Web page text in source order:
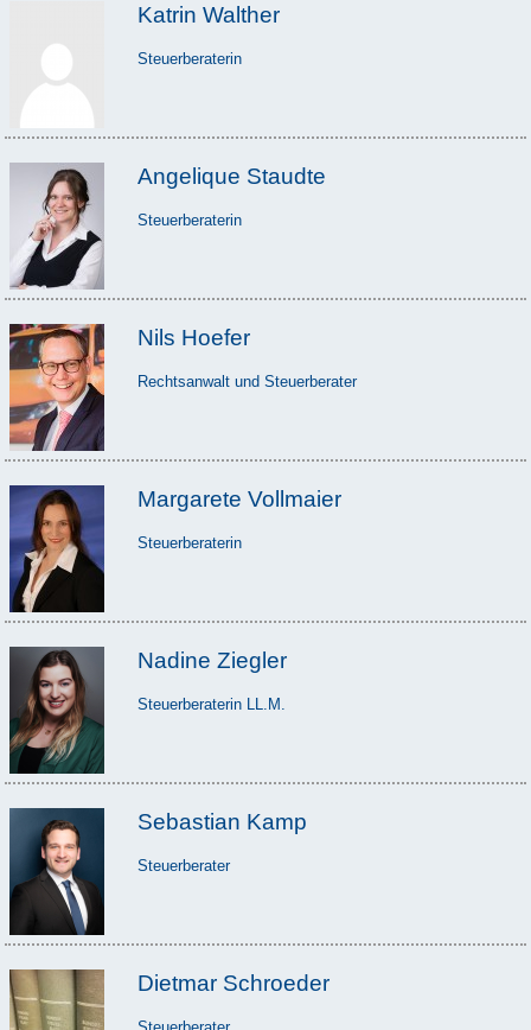
Katrin Walther
Steuerberaterin
Angelique Staudte
Steuerberaterin
Nils Hoefer
Rechtsanwalt und Steuerberater
Margarete Vollmaier
Steuerberaterin
Nadine Ziegler
Steuerberaterin LL.M.
Sebastian Kamp
Steuerberater
Dietmar Schroeder